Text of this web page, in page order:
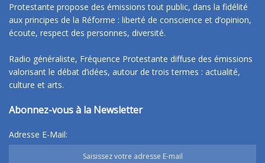
Protestante propose des émissions tout public, dans la fidélité
aux principes de la Réforme : liberté de conscience et d’opinion,
écoute, respect des personnes, diversité.
Radio généraliste, Fréquence Protestante diffuse des émissions
valorisant le débat d’idées, autour de trois termes : actualité,
culture et arts.
Abonnez-vous à la Newsletter
Adresse E-Mail: